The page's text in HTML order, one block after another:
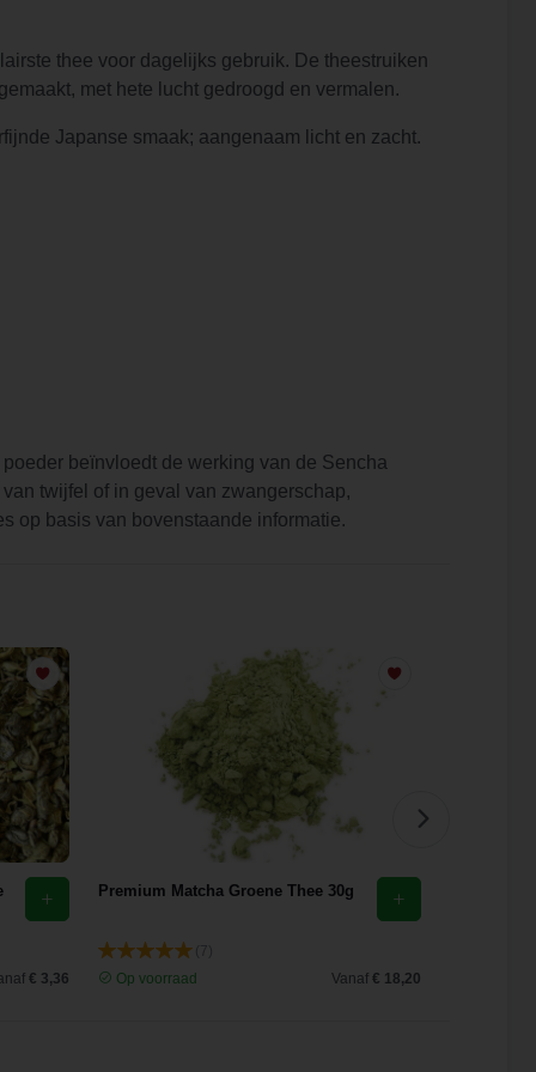
thee voor dagelijks gebruik. De theestruiken
met hete lucht gedroogd en vermalen.
Japanse smaak; aangenaam licht en zacht.
beïnvloedt de werking van de Sencha
twijfel of in geval van zwangerschap,
op basis van bovenstaande informatie.
€ 3,36
Premium Matcha Groene Thee 30g
Op voorraad
Vanaf € 18,20